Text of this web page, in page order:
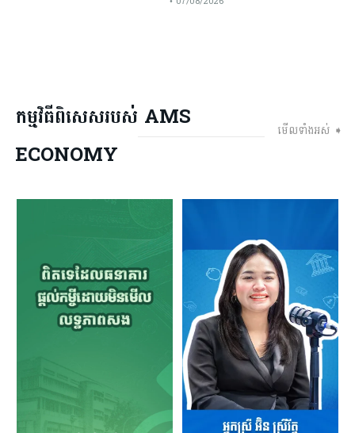
កម្មវិធីពិសេសរបស់ AMS
ECONOMY
មើលទាំងអស់ ➧